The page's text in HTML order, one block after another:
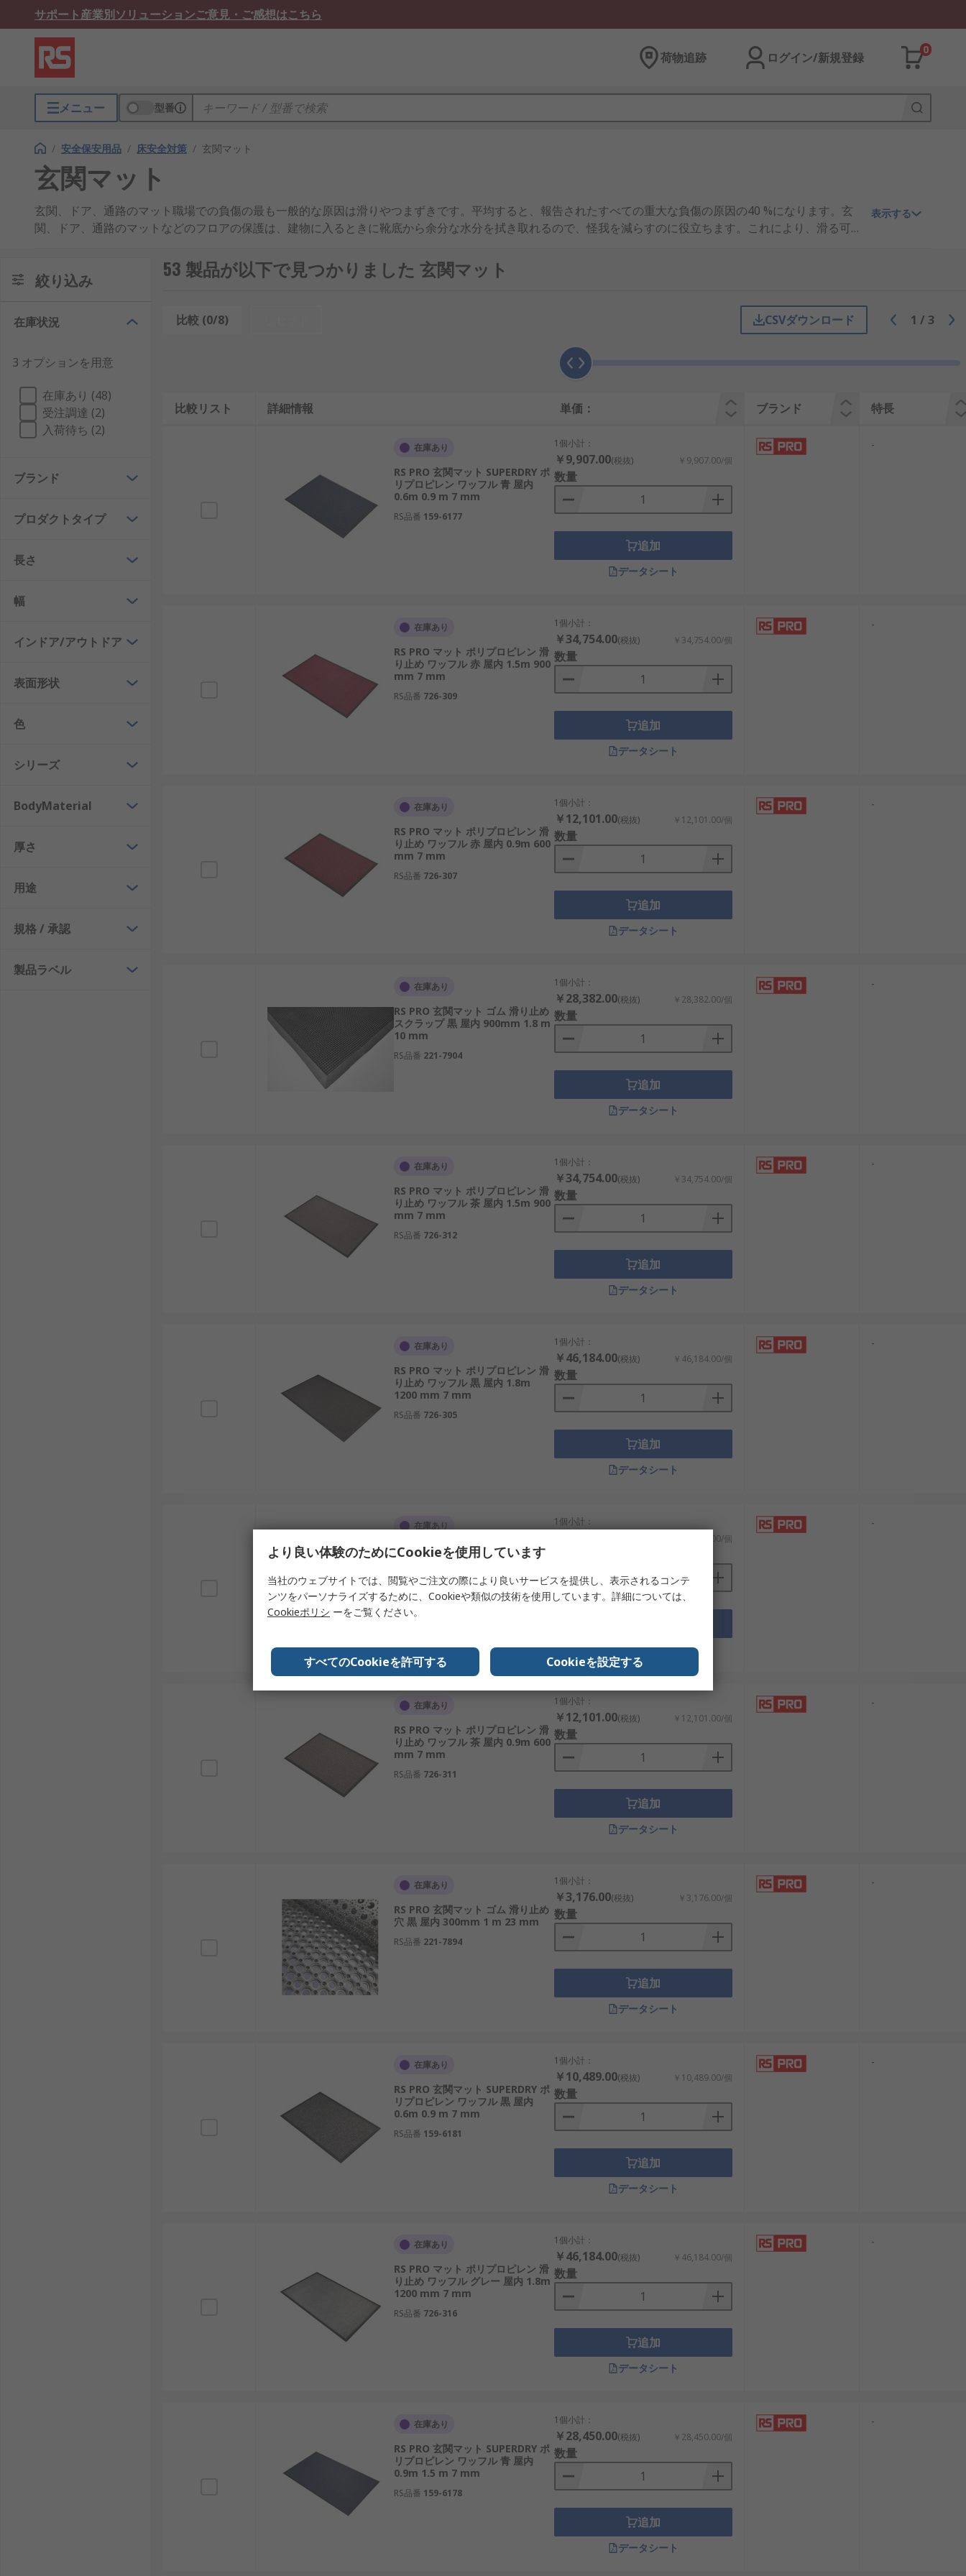
サポート産業別ソリューションご意見・ご感想はこちら
荷物追跡 ログイン/新規登録
0
メニュー 型番
/ 安全保安用品 / 床安全対策 / 玄関マット
玄関マット
玄関、ドア、通路のマット職場での負傷の最も一般的な原因は滑りやつまずきです。平均すると、報告されたすべての重大な負傷の原因の40 %になります。玄
関、ドア、通路のマットなどのフロアの保護は、建物に入るときに靴底から余分な水分を拭き取れるので、怪我を減らすのに役立ちます。これにより、滑る可
人たちが持ち込む湿気により床が滑りやすい状態になるのを防ぐことができます。縁に勾配が付いた吸湿性マットは水分を閉じ込めて、水たまりにならないよ
うにします。水たまりは、床と人の靴底との摩擦を減らし、グリップが利きづらくなり、転びやすくなります。フロアマットには床の上で滑らないように裏当
は、人通りの多い場所での使用に適しています。玄関マットは屋内又は屋外の、いずれか必要な場所に配置できます。ケーブルマットは、人が通る場所にある
配線を覆い、つまずく危険を防止するために設計され、通常一体型のケーブルランが付いています。玄関、ドア、通路のマットの材質フロアマットは通常カー
ペットの材料と、PVC、ゴム、ポリプロピレンから作られた裏当て材で作られています。裏当て材も床を保護します。工業用にはゴムマットが最適で、屋内及び
屋外で使用することができ、通常は砂利、土、その他の破片を捉えるための穴があります。スペシャリストフロアマットスペシャリストフロアマット及びドア
マットは、クリーンルーム、病院、食品環境などの特定の目的に使用され、人通りの多い場所でも使用できます。このフロアマットは屋内でのみ使用され、表
面には粘着性があり、汚れを引き付け、封じ込めます。このマットには複数の層のパッドもあり、表面が汚れたときにシートをはがして表面をきれいにするこ
とができます。このようなフロアマットには、補充用のパッドを用意しています。
表示する
絞り込み
在庫状況
3 オプションを用意
在庫あり (48)
受注調達 (2)
入荷待ち (2)
ブランド
プロダクトタイプ
長さ
幅
インドア/アウトドア
表面形状
色
シリーズ
BodyMaterial
厚さ
用途
規格 / 承認
製品ラベル
53 製品が以下で見つかりました 玄関マット
比較 (0/8) CSVダウンロード 1 / 3
比較リスト 詳細情報 単価： ブランド 特長
在庫あり
RS PRO 玄関マット SUPERDRY ポ
リプロピレン ワッフル 青 屋内
0.6m 0.9 m 7 mm
RS品番 159-6177
1個小計：
￥9,907.00(税抜) ￥9,907.00/個
数量
追加
データシート
-
在庫あり
RS PRO マット ポリプロピレン 滑
り止め ワッフル 赤 屋内 1.5m 900
mm 7 mm
RS品番 726-309
1個小計：
￥34,754.00(税抜) ￥34,754.00/個
数量
追加
データシート
-
在庫あり
RS PRO マット ポリプロピレン 滑
り止め ワッフル 赤 屋内 0.9m 600
mm 7 mm
RS品番 726-307
1個小計：
￥12,101.00(税抜) ￥12,101.00/個
数量
追加
データシート
-
在庫あり
RS PRO 玄関マット ゴム 滑り止め
スクラップ 黒 屋内 900mm 1.8 m
10 mm
RS品番 221-7904
1個小計：
￥28,382.00(税抜) ￥28,382.00/個
数量
追加
データシート
-
在庫あり
RS PRO マット ポリプロピレン 滑
り止め ワッフル 茶 屋内 1.5m 900
mm 7 mm
RS品番 726-312
1個小計：
￥34,754.00(税抜) ￥34,754.00/個
数量
追加
データシート
-
在庫あり
RS PRO マット ポリプロピレン 滑
り止め ワッフル 黒 屋内 1.8m
1200 mm 7 mm
RS品番 726-305
1個小計：
￥46,184.00(税抜) ￥46,184.00/個
数量
追加
データシート
-
在庫あり
RS PRO マット ポリプロピレン 滑
り止め ワッフル 茶 屋内 1.8m
1200 mm 7 mm
RS品番 726-313
1個小計：
￥46,184.00/個
データシート
-
在庫あり
RS PRO マット ポリプロピレン 滑
り止め ワッフル 茶 屋内 0.9m 600
mm 7 mm
RS品番 726-311
1個小計：
￥12,101.00(税抜) ￥12,101.00/個
数量
追加
データシート
-
在庫あり
RS PRO 玄関マット ゴム 滑り止め
穴 黒 屋内 300mm 1 m 23 mm
RS品番 221-7894
1個小計：
￥3,176.00(税抜) ￥3,176.00/個
数量
追加
データシート
-
在庫あり
RS PRO 玄関マット SUPERDRY ポ
リプロピレン ワッフル 黒 屋内
0.6m 0.9 m 7 mm
RS品番 159-6181
1個小計：
￥10,489.00(税抜) ￥10,489.00/個
数量
追加
データシート
-
在庫あり
RS PRO マット ポリプロピレン 滑
り止め ワッフル グレー 屋内 1.8m
1200 mm 7 mm
RS品番 726-316
1個小計：
￥46,184.00(税抜) ￥46,184.00/個
数量
追加
データシート
-
在庫あり
RS PRO 玄関マット SUPERDRY ポ
リプロピレン ワッフル 青 屋内
0.9m 1.5 m 7 mm
RS品番 159-6178
1個小計：
￥28,450.00(税抜) ￥28,450.00/個
数量
追加
データシート
-
より良い体験のためにCookieを使用しています
当社のウェブサイトでは、閲覧やご注文の際により良いサービスを提供し、表示されるコンテ
ンツをパーソナライズするために、Cookieや類似の技術を使用しています。詳細については、
Cookieポリシ ーをご覧ください。
すべてのCookieを許可する Cookieを設定する